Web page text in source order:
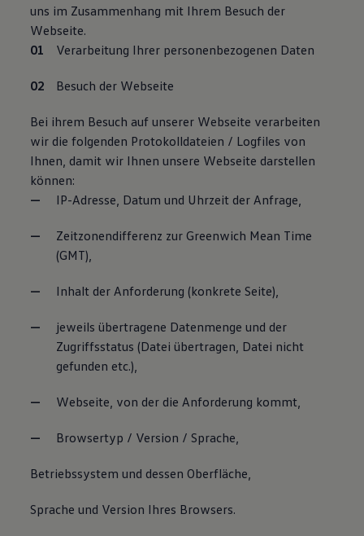
uns im Zusammenhang mit Ihrem Besuch der
Webseite.
Verarbeitung Ihrer personenbezogenen Daten
Besuch der Webseite
Bei ihrem Besuch auf unserer Webseite verarbeiten
wir die folgenden Protokolldateien / Logfiles von
Ihnen, damit wir Ihnen unsere Webseite darstellen
können:
IP-Adresse, Datum und Uhrzeit der Anfrage,
Zeitzonendifferenz zur Greenwich Mean Time
(GMT),
Inhalt der Anforderung (konkrete Seite),
jeweils übertragene Datenmenge und der
Zugriffsstatus (Datei übertragen, Datei nicht
gefunden etc.),
Webseite, von der die Anforderung kommt,
Browsertyp / Version / Sprache,
Betriebssystem und dessen Oberfläche,
Sprache und Version Ihres Browsers.